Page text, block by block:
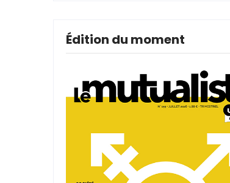
Édition du moment